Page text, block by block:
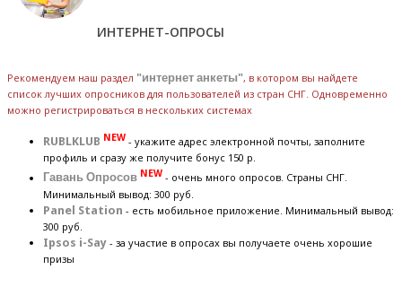
ИНТЕРНЕТ-ОПРОСЫ
Рекомендуем наш раздел "интернет анкеты", в котором вы найдете
список лучших опросников для пользователей из стран СНГ. Одновременно
можно регистрироваться в нескольких системах
RUBLKLUB NEW - укажите адрес электронной почты, заполните
профиль и сразу же получите бонус 150 р.
Гавань Опросов NEW - очень много опросов. Страны СНГ.
Минимальный вывод: 300 руб.
Panel Station - есть мобильное приложение. Минимальный вывод:
300 руб.
Ipsos i-Say - за участие в опросах вы получаете очень хорошие
призы